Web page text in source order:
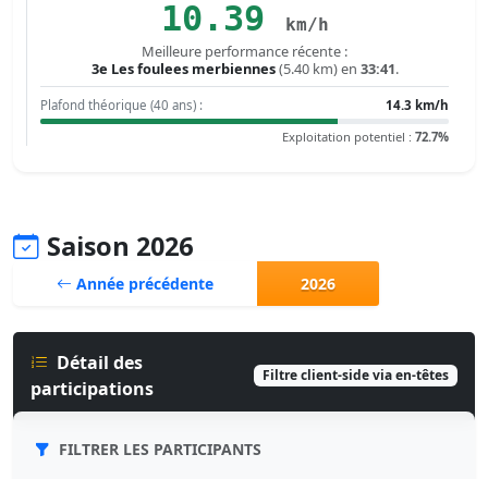
10.39 km/h
Meilleure performance récente :
3e Les foulees merbiennes(5.40 km) en 33:41.
Plafond théorique (40 ans) :
14.3 km/h
Exploitation potentiel : 72.7%
Saison 2026
Année précédente 2026
Détail des
participations
Filtre client-side via en-têtes
FILTRER LES PARTICIPANTS